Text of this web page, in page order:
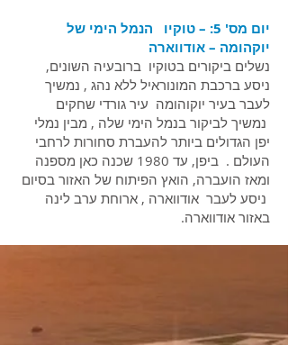
יום מס' 5: – טוקיו הנמל הימי של
יוקהומה – אודווארה
נשלים ביקורים בטוקיו ברובעיה השונים,
ניסע ברכבת המונוראיל ללא נהג , נמשיך
לעבר בעיר יוקוהומה עיר גורדי שחקים
נמשיך לביקור בנמל הימי שלה , מבין נמלי
יפן הגדולים ביותר להעברת סחורות לרחבי
העולם . ביפן, עד 1980 שכנה כאן מספנה
ומאז הועברה, הואץ הפיתוח של האזור בסיום
ניסע לעבר אודווארה , ארוחת ערב לינה
באזור אודווארה.